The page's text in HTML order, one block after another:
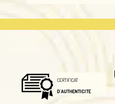
CERTIFICAT
D'AUTHENTICITE